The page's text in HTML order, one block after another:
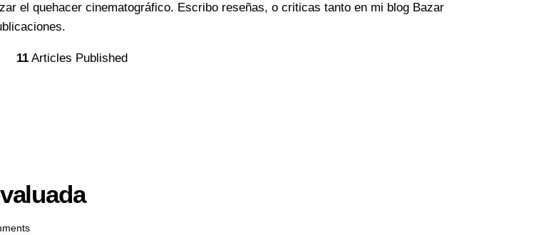
el quehacer cinematográfico. Escribo reseñas, o criticas tanto en mi blog Bazar
11 Articles Published